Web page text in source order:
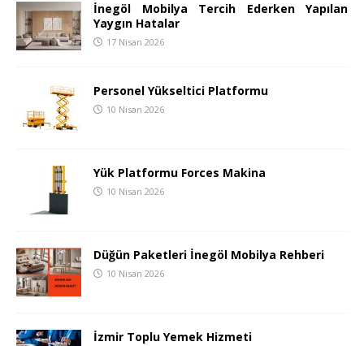
İnegöl Mobilya Tercih Ederken Yapılan
Yaygın Hatalar
17 Nisan 2026
Personel Yükseltici Platformu
10 Nisan 2026
Yük Platformu Forces Makina
10 Nisan 2026
Düğün Paketleri İnegöl Mobilya Rehberi
10 Nisan 2026
İzmir Toplu Yemek Hizmeti